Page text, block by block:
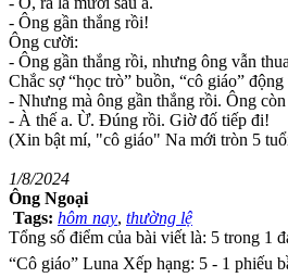
- Ông gần thắng rồi!
Ông cười:
- Ông gần thắng rồi, nhưng ông vẫn
Chắc sợ “học trò” buồn, “cô giáo” động
- Nhưng mà ông gần thắng rồi. Ông
- À thế a. Ừ. Đúng rồi. Giờ đố tiếp đi!
(Xin bật mí, "cô giáo" Na mới tròn 5
1/8/2024
Ông Ngoại
Tags: hôm nay, thường lệ
Tổng số điểm của bài viết là: 5 trong 1
“Cô giáo” Luna Xếp hạng: 5 - 1 phiếu